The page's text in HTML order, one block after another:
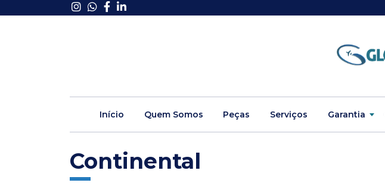
Início Quem Somos Peças Serviços Garantia
Continental